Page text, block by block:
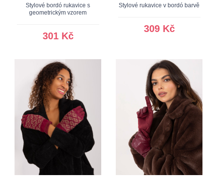
Stylové bordó rukavice s
geometrickým vzorem
301 Kč
Stylové rukavice v bordó barvě
309 Kč